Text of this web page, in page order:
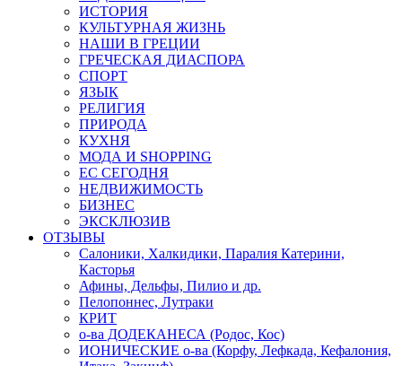
ИСТОРИЯ
КУЛЬТУРНАЯ ЖИЗНЬ
НАШИ В ГРЕЦИИ
ГРЕЧЕСКАЯ ДИАСПОРА
СПОРТ
ЯЗЫК
РЕЛИГИЯ
ПРИРОДА
КУХНЯ
МОДА И SHOPPING
ЕС СЕГОДНЯ
НЕДВИЖИМОСТЬ
БИЗНЕС
ЭКСКЛЮЗИВ
ОТЗЫВЫ
Салоники, Халкидики, Паралия Катерини,
Касторья
Афины, Дельфы, Пилио и др.
Пелопоннес, Лутраки
КРИТ
о-ва ДОДЕКАНЕСА (Родос, Кос)
ИОНИЧЕСКИЕ о-ва (Корфу, Лефкада, Кефалония,